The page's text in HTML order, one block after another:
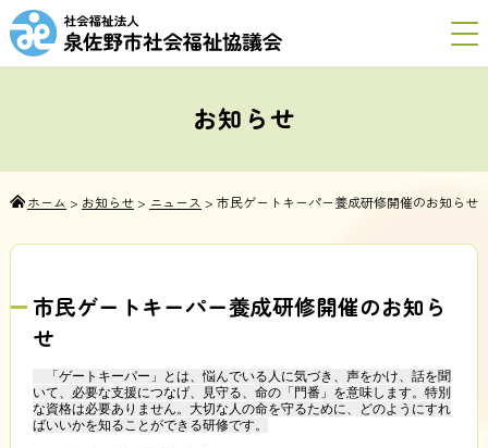
お知らせ
ホーム > お知らせ> ニュース > 市民ゲートキーパー養成研修開催のお知らせ
市民ゲートキーパー養成研修開催のお知ら
せ
「ゲートキーパー」とは、悩んでいる人に気づき、声をかけ、話を聞
いて、必要な支援につなげ、見守る、命の「門番」を意味します。特別
な資格は必要ありません。大切な人の命を守るために、どのようにすれ
ばいいかを知ることができる研修です。